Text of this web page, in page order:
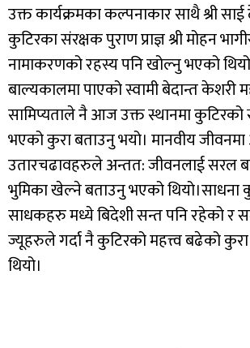
उक्त कार्यक्रमका कल्पनाकार साथै श्री
कुटिरका संरक्षक पुराण प्राज्ञ श्री मोहन
नामाकरणको रहस्य पनि खोल्नु भएको
बाल्यकालमा पाएको स्वामी बेदान्त केशरी
सामिप्यताले नै आज उक्त स्थानमा कुटिरको
भएको कुरा बताउनु भयो। मानवीय
उतारचढावहरुले अन्तत: जीवनलाई सरल
भुमिका खेल्ने बताउनु भएको
साधकहरु मध्ये बिदेशी सन्त पनि रहेको र
ज्यूहरुले गर्दा नै कुटिरको महत्त्व बढेको कुरा
थियो।